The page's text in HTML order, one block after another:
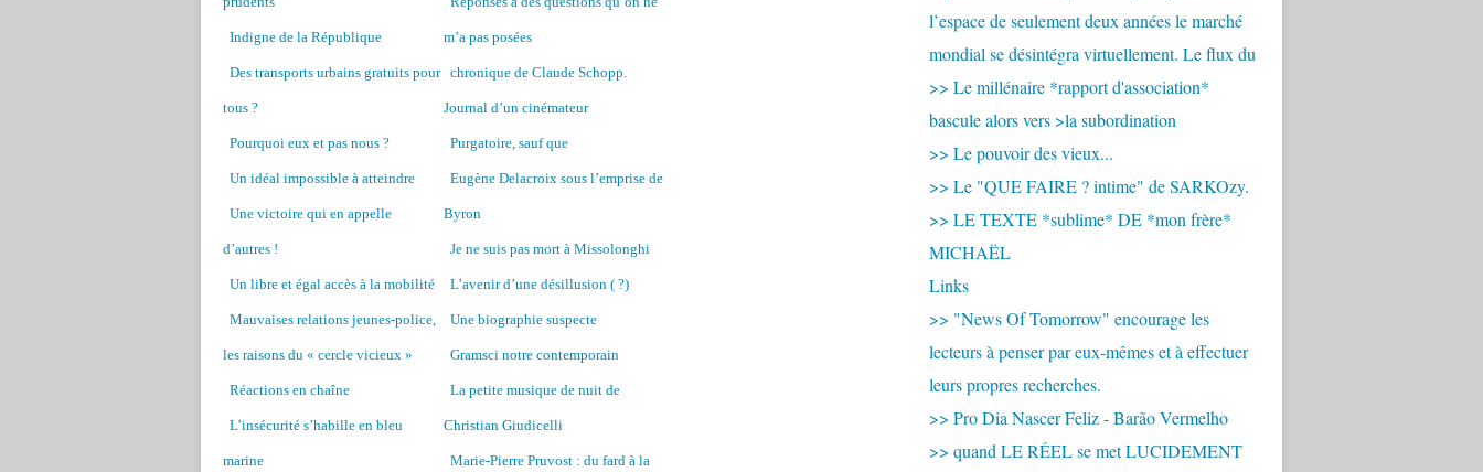
Indigne de la République
Des transports urbains gratuits pour
tous ?
Pourquoi eux et pas nous ?
Un idéal impossible à atteindre
Une victoire qui en appelle
d’autres !
Un libre et égal accès à la mobilité
Mauvaises relations jeunes-police,
les raisons du « cercle vicieux »
Réactions en chaîne
L’insécurité s’habille en bleu
marine
m’a pas posées
chronique de Claude Schopp.
Journal d’un cinémateur
Purgatoire, sauf que
Eugène Delacroix sous l’emprise de
Byron
Je ne suis pas mort à Missolonghi
L’avenir d’une désillusion ( ?)
Une biographie suspecte
Gramsci notre contemporain
La petite musique de nuit de
Christian Giudicelli
Marie-Pierre Pruvost : du fard à la
l’espace de seulement deux années le marché
mondial se désintégra virtuellement. Le flux du
>> Le millénaire *rapport d'association*
bascule alors vers >la subordination
>> Le pouvoir des vieux...
>> Le "QUE FAIRE ? intime" de SARKOzy.
>> LE TEXTE *sublime* DE *mon frère*
MICHAËL
Links
>> "News Of Tomorrow" encourage les
lecteurs à penser par eux-mêmes et à effectuer
leurs propres recherches.
>> Pro Dia Nascer Feliz - Barão Vermelho
>> quand LE RÉEL se met LUCIDEMENT